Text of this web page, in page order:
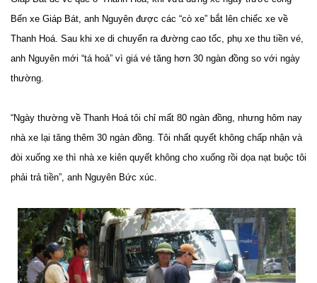
Bến xe Giáp Bát, anh Nguyên được các “cò xe” bắt lên chiếc xe về
Thanh Hoá. Sau khi xe di chuyển ra đường cao tốc, phụ xe thu tiền vé,
anh Nguyên mới “tá hoả” vì giá vé tăng hơn 30 ngàn đồng so với ngày
thường.
“Ngày thường về Thanh Hoá tôi chỉ mất 80 ngàn đồng, nhưng hôm nay
nhà xe lại tăng thêm 30 ngàn đồng. Tôi nhất quyết không chấp nhận và
đòi xuống xe thì nhà xe kiên quyết không cho xuống rồi dọa nạt buộc tôi
phải trả tiền”, anh Nguyên Bức xúc.